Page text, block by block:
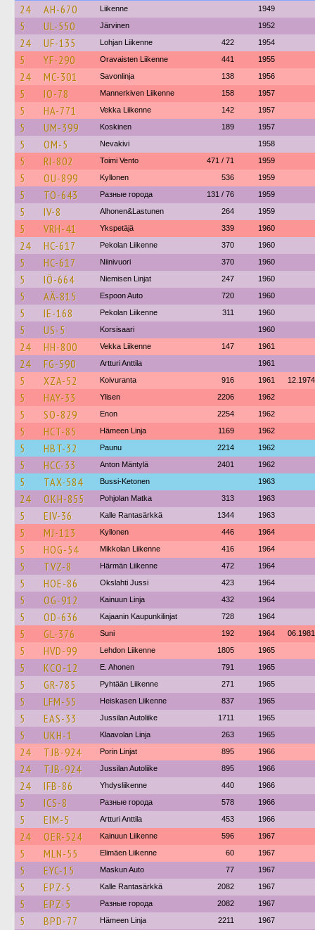
24 AH-670 Liikenne 1949
5 UL-550 Järvinen 1952
24 UF-135 Lohjan Liikenne 422 1954
5 YF-290 Oravaisten Liikenne 441 1955
24 MC-301 Savonlinja 138 1956
5 IO-78 Mannerkiven Liikenne 158 1957
5 HA-771 Vekka Liikenne 142 1957
5 UM-399 Koskinen 189 1957
5 OM-5 Nevakivi 1958
5 RI-802 Toimi Vento 471 / 71 1959
5 OU-899 Kyllonen 536 1959
5 TO-643 Разные города 131 / 76 1959
5 IV-8 Alhonen&Lastunen 264 1959
5 VRH-41 Ykspetäjä 339 1960
24 HC-617 Pekolan Liikenne 370 1960
5 HC-617 Niinivuori 370 1960
5 IÖ-664 Niemisen Linjat 247 1960
5 AÄ-815 Espoon Auto 720 1960
5 IE-168 Pekolan Liikenne 311 1960
5 US-5 Korsisaari 1960
24 HH-800 Vekka Liikenne 147 1961
24 FG-590 Artturi Anttila 1961
5 XZA-52 Koivuranta 916 1961 12.1974
5 HAY-33 Ylisen 2206 1962
5 SO-829 Enon 2254 1962
5 HCT-85 Hämeen Linja 1169 1962
5 HBT-32 Paunu 2214 1962
5 HCC-33 Anton Mäntylä 2401 1962
5 TAX-584 Bussi-Ketonen 1963
24 OKH-855 Pohjolan Matka 313 1963
5 EIV-36 Kalle Rantasärkkä 1344 1963
5 MJ-113 Kyllonen 446 1964
5 HOG-54 Mikkolan Liikenne 416 1964
5 TVZ-8 Härmän Liikenne 472 1964
5 HOE-86 Okslahti Jussi 423 1964
5 OG-912 Kainuun Linja 432 1964
5 OD-636 Kajaanin Kaupunkilinjat 728 1964
5 GL-376 Suni 192 1964 06.1981
5 HVD-99 Lehdon Liikenne 1805 1965
5 KCO-12 E. Ahonen 791 1965
5 GR-785 Pyhtään Liikenne 271 1965
5 LFM-55 Heiskasen Liikenne 837 1965
5 EAS-33 Jussilan Autoliike 1711 1965
5 UKH-1 Klaavolan Linja 263 1965
24 TJB-924 Porin Linjat 895 1966
24 TJB-924 Jussilan Autoliike 895 1966
24 IFB-86 Yhdysliikenne 440 1966
5 ICS-8 Разные города 578 1966
5 EIM-5 Artturi Anttila 453 1966
24 OER-524 Kainuun Liikenne 596 1967
5 MLN-55 Elimäen Liikenne 60 1967
5 EYC-15 Maskun Auto 77 1967
5 EPZ-5 Kalle Rantasärkkä 2082 1967
5 EPZ-5 Разные города 2082 1967
5 BPD-77 Hämeen Linja 2211 1967